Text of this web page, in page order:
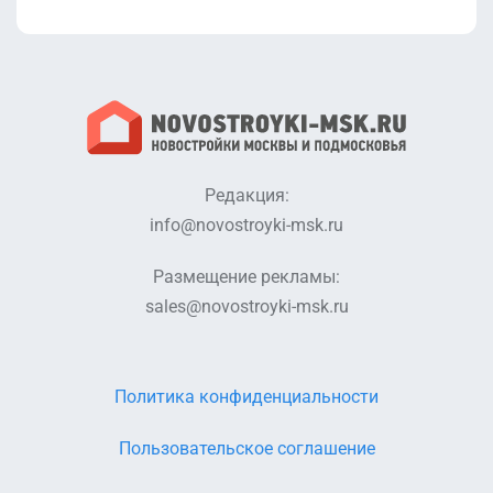
Редакция:
info@novostroyki-msk.ru
Размещение рекламы:
sales@novostroyki-msk.ru
Пользовательское соглашение
Политика конфиденциальности